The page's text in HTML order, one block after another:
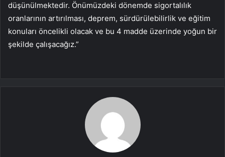
düşünülmektedir. Önümüzdeki dönemde sigortalılık
oranlarının artırılması, deprem, sürdürülebilirlik ve eğitim
konuları öncelikli olacak ve bu 4 madde üzerinde yoğun bir
şekilde çalışacağız.”​​​​​​​